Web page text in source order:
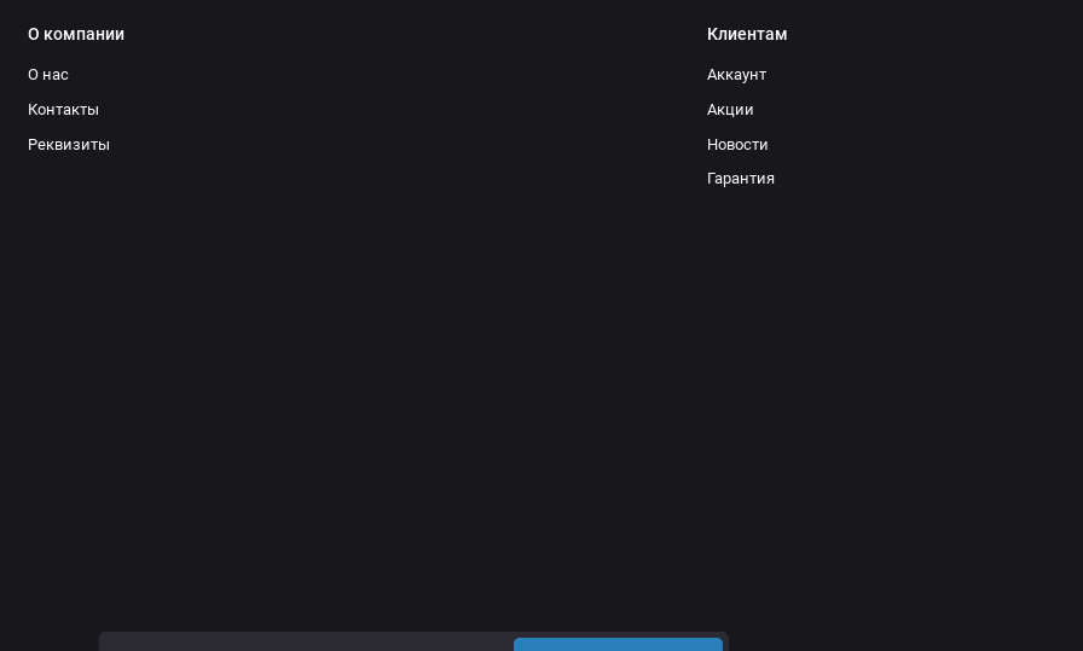
О компании
О нас
Контакты
Реквизиты
Клиентам
Аккаунт
Акции
Новости
Гарантия